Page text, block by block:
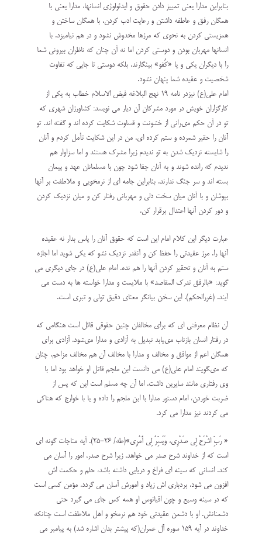
بنابراين مدارا يعنى تمييز دادن حقوق و ايدئولوژى انسان‏ها، مدارا يعنى با
همگان رفق و عاطفه داشتن و رعايت ادب كردن، با همگان ساختن و
همزيستى كردن به نحوى كه مرزها مخدوش نشود و در هم نياميزد. با
انسان‏ها مهربان بودن و دوستى كردن اما نه آن چنان كه ناظران بيرونى شما
را با ديگران يكى و يا «كُفو» بينگارند، بلكه دوستى تا جايى كه تفاوت
شخصيت و عقيده شما پنهان نشود.
امام على(ع) نیزدر نامه 19 نهج ‏البلاغه فيض ‏الاسلام خطاب به يكى از
كارگزاران خويش در مورد مشركان آن ديار مى‏ نويسد: كشاورزان شهرى كه
تو در آن حكم مى‏رانى از خشونت و قساوت شكايت كرده ‏اند و گفته‏ اند. تو
آنان را حقير شمرده و ستم كرده ‏اى. من در اين شكايت تأمل كردم و آنان
را شايسته نزديك شدن به تو نديدم زيرا مشرك هستند و اما سزاوار هم
نديدم كه رانده شوند و به آنان جفا شود چون با مسلمانان عهد و پيمان
بسته ‏اند و سر جنگ ندارند. بنابراين جامه اى از نرمخويى و ملاطفت بر آنها
بپوشان و با آنان ميان سخت‏ دلى و مهربانى رفتار كن و ميان نزديك كردن
و دور كردن آنها اعتدال برقرار كن.
عبارت ديگر اين كلام امام اين است كه حقوق آنان را پاس بدار نه عقيده
آنها را. مرز عقيدتى را حفظ كن و آنقدر نزديك نشو كه يكى شويد اما اجازه
ستم به آنان و تحقير كردن آنها را هم نده. امام على(ع) در جاى ديگرى مى‏
گويد: «بالرفق تدرك المقاصد» با ملايمت و مدارا خواسته‏ ها به دست مى‏
آيند. (غررالحكم). این سخن بیانگر معنای دقیق تولی و تبری است.
آن نظام معرفتى‌ ای كه براى مخالفان چنين حقوقى قائل است هنگامى كه
در رفتار انسان بازتاب مى‏يابد تبديل به آزادى و مدارا مى‏شود. آزادى براى
همگان اعم از موافق و مخالف و مدارا با مخالف آن هم مخالف مزاحم. چنان
كه مى‏گويند امام على(ع) مى دانست ابن ‏ملجم قاتل او خواهد بود اما با
وی رفتارى مانند سايرين داشت. اما آن چه مسلم است اين كه پس از
ضربت خوردن، امام دستور مدارا با ابن‏ ملجم را داده و يا با خوارج که هتاكى
مى‏ كردند نیز مدارا مى‏ كرد.
« رَبِّ اشْرَحْ لِي صَدْرِي، وَيَسِّرْ لِي أَمْرِي»(طه/ 26-25). آیه مناجات گونه ای
است كه از خداوند شرح صدر مى‏ خواهد، زیرا شرح صدر، امور را آسان مى‏
كند. انسانى كه سينه ‏اى فراخ و دريايى داشته باشد، حلم و حكمت‏ اش
افزون مى ‏شود، بردبارى‏ اش زياد و امورش آسان مى‏ گردد. مؤمن كسى است
كه در سينه وسيع و چون اقيانوس او همه كس جاى مى‏ گيرد حتى
دشمنانش. او با دشمن عقيدتى خود هم نرمخو و اهل ملاطفت است چنانکه
خداوند در آیه 159 سوره آل عمران(که پیشتر بدان اشاره شد) به پیامبر می